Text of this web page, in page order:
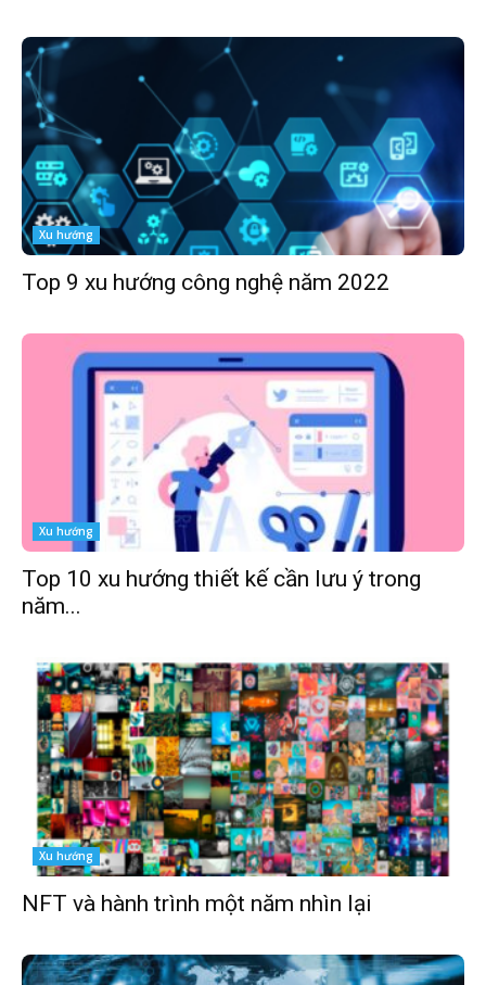
Xu hướng
Top 9 xu hướng công nghệ năm 2022
Xu hướng
Top 10 xu hướng thiết kế cần lưu ý trong
năm...
Xu hướng
NFT và hành trình một năm nhìn lại